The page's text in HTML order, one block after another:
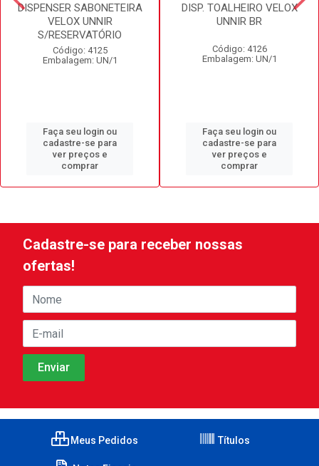
DISPENSER SABONETEIRA
VELOX UNNIR
S/RESERVATÓRIO
Código: 4125
Embalagem: UN/1
Faça seu login ou
cadastre-se para
ver preços e
comprar
DISP. TOALHEIRO VELOX
UNNIR BR
Código: 4126
Embalagem: UN/1
Faça seu login ou
cadastre-se para
ver preços e
comprar
Cadastre-se para receber nossas
ofertas!
Meus Pedidos Títulos